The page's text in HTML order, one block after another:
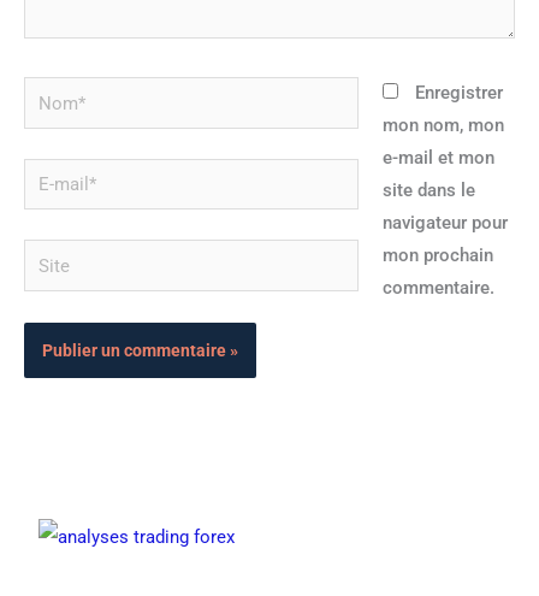
Nom*
mail*
Site
Enregistrer
mon nom, mon
e-mail et mon
site dans le
navigateur pour
mon prochain
commentaire.